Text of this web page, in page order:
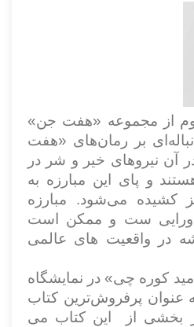
از مجموعه «هفت جن»
بر رمان‌های «هفت
آن نیروهای خیر و شر در
و پای این مبارزه به
کشیده می‌شود. مبارزه
ست و ممکن است
در واقعیت های عالمی
کوره چی» در نمایشگاه
عنوان پرفروش‌ترین کتاب
بخشی از این کتاب می